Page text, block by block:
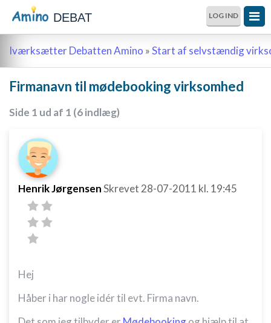
DEBAT LOG IND
Iværksætter Debatten Amino »Start af selvstændig
Firmanavn til mødebooking virksomhed
Side 1 ud af 1 (6 indlæg)
Henrik JørgensenSkrevet 28-07-2011 kl. 19:45
Hej
Håber i har nogle idér til evt. Firma navn.